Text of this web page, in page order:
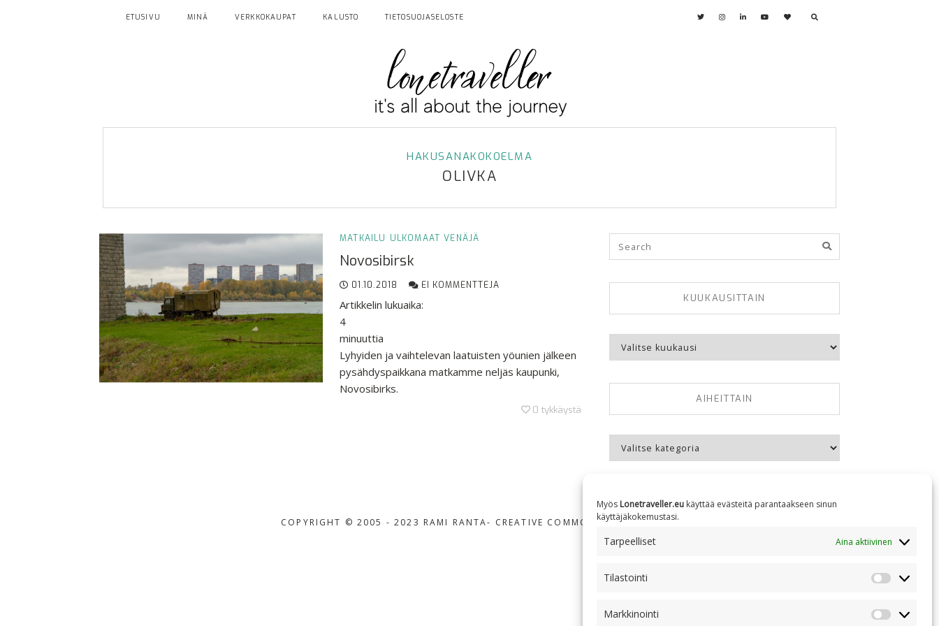
Myös Lonetraveller.eu käyttää evästeitä parantaakseen sinun
käyttäjäkokemustasi.
Tarpeelliset Aina aktiivinen
Tilastointi
Tilastointi
Markkinointi
ETUSIVU MINÄ VERKKOKAUPAT KALUSTO TIETOSUOJASELOSTE
HAKUSANAKOKOELMA
OLIVKA
MATKAILU ULKOMAAT VENÄJÄ
Novosibirsk
01.10.2018 EI KOMMENTTEJA
Artikkelin lukuaika:
4
minuuttia
Lyhyiden ja vaihtelevan laatuisten yöunien jälkeen
pysähdyspaikkana matkamme neljäs kaupunki,
Novosibirks.
0 tykkäystä
KUUKAUSITTAIN
Kuukausittain
AIHEITTAIN
Aiheittain
COPYRIGHT © 2005 - 2023 RAMI RANTA- CREATIVE COMMONS BY-NC 4.0